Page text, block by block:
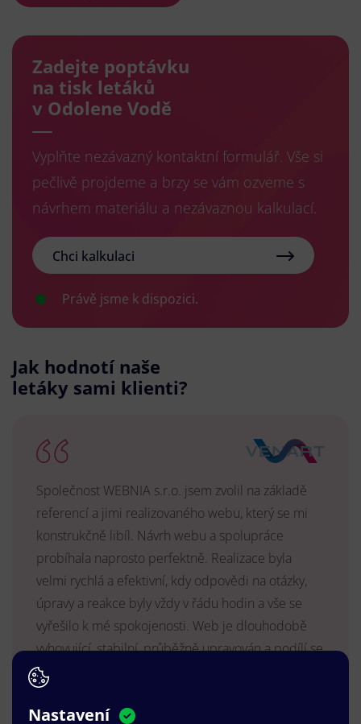
Zadejte poptávku
na tisk letáků
v Odolene Vodě
Vyplňte nezávazný kontaktní formulář. Vše si
pečlivě projdeme a brzy se vám ozveme s
návrhem materiálu a nezávaznou kalkulací.
Chci kalkulaci
Právě jsme k dispozici.
Jak hodnotí naše
letáky sami klienti?
Společnost WEBNIA s.r.o. jsem zvolil na základě
referencí a jimi realizovaného webu, který se mi
konstrukčně libíl. Návrh webu a spolupráce
probíhala naprosto perfektně. Realizace byla
velmi rychlá a efektivní, kdy odpovědi na otázky,
úpravy a reakce byly vždy v řádu hodin a vše se
vyřešilo k mé spokojenosti. Web je dlouhodobě
vyhovující, stabilní, průběžně upravován a podílí se
na pozitivním vnímání naší značky.
MUDr. Radek Vyšohlíd
Nastavení